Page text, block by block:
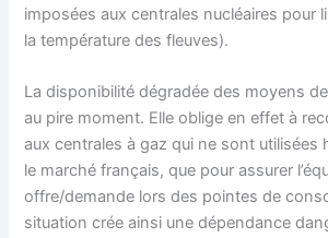
imposées aux centrales nucléaires pour
la température des fleuves).
La disponibilité dégradée des moyens
au pire moment. Elle oblige en effet à
aux centrales à gaz qui ne sont utilisées
le marché français, que pour assurer
offre/demande lors des pointes de
situation crée ainsi une dépendance